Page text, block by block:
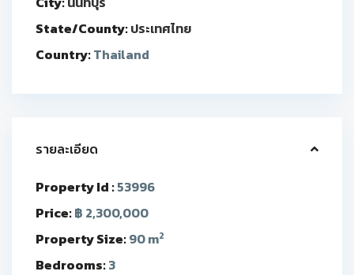
State/County:ประเทศไทย
Country:Thailand
รายละเอียด
Property Id :53996
Price:฿ 2,300,000
Property Size:90 m2
Bedrooms:3